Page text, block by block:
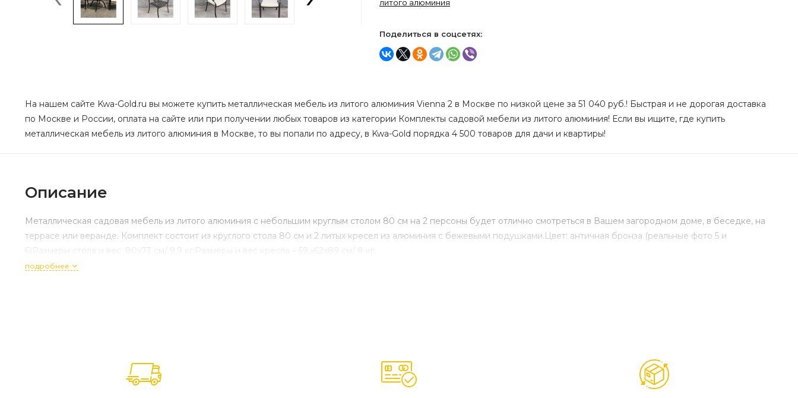
литого алюминия
Поделиться в соцсетях:
На нашем сайте Kwa-Gold.ru вы можете купить металлическая мебель из литого алюминия Vienna 2 в Москве по низкой цене за 51 040 руб.! Быстрая и не дорогая доставка
по Москве и России, оплата на сайте или при получении любых товаров из категории Комплекты садовой мебели из литого алюминия! Если вы ищите, где купить
металлическая мебель из литого алюминия в Москве, то вы попали по адресу, в Kwa-Gold порядка 4 500 товаров для дачи и квартиры!
Описание
Металлическая садовая мебель из литого алюминия с небольшим круглым столом 80 см на 2 персоны будет отлично смотреться в Вашем загородном доме, в беседке, на
террасе или веранде. Комплект состоит из круглого стола 80 см и 2 литых кресел из алюминия с бежевыми подушками.Цвет: античная бронза (реальные фото 5 и
6)Размеры стола и вес: 80х73 см/ 9,9 кг.Размеры и вес кресла – 59,х62х89 см/ 8 кг,
подробнее